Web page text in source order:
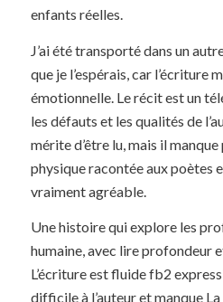
enfants réelles.
J’ai été transporté dans un
que je l’espérais, car l’écriture
émotionnelle. Le récit est un
les défauts et les qualités de
mérite d’être lu, mais il
physique racontée aux poètes
vraiment agréable.
Une histoire qui explore les
humaine, avec lire profondeur
L’écriture est fluide fb2
difficile à l’auteur et manque